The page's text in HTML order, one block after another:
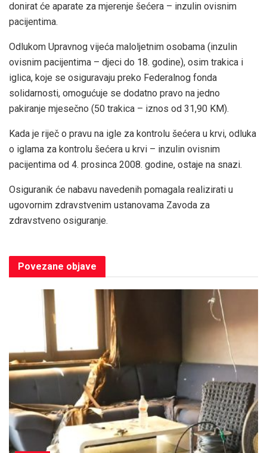
donirat će aparate za mjerenje šećera – inzulin ovisnim
pacijentima.
Odlukom Upravnog vijeća maloljetnim osobama (inzulin
ovisnim pacijentima – djeci do 18. godine), osim trakica i
iglica, koje se osiguravaju preko Federalnog fonda
solidarnosti, omogućuje se dodatno pravo na jedno
pakiranje mjesečno (50 trakica – iznos od 31,90 KM).
Kada je riječ o pravu na igle za kontrolu šećera u krvi, odluka
o iglama za kontrolu šećera u krvi – inzulin ovisnim
pacijentima od 4. prosinca 2008. godine, ostaje na snazi.
Osiguranik će nabavu navedenih pomagala realizirati u
ugovornim zdravstvenim ustanovama Zavoda za
zdravstveno osiguranje.
Povezane objave